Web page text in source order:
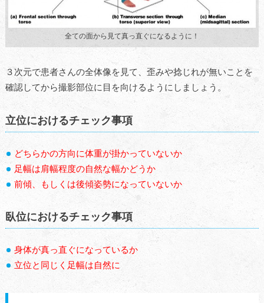
全ての面から見て真っ直ぐになるように！
３次元で患者さんの全体像を見て、歪みや捻じれが無いことを
確認してから撮影部位に目を向けるようにしましょう。
立位におけるチェック事項
どちらかの方向に体重が掛かっていないか
足幅は肩幅程度の自然な幅かどうか
前傾、もしくは後傾姿勢になっていないか
臥位におけるチェック事項
身体が真っ直ぐになっているか
立位と同じく足幅は自然に